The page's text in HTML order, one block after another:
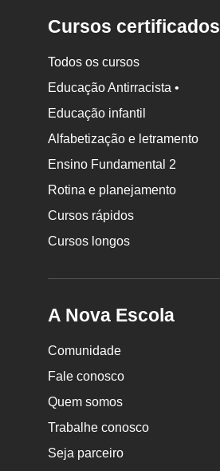
Cursos certificados
Todos os cursos
Educação Antirracista •
Educação infantil
Alfabetização e letramento
Ensino Fundamental 2
Rotina e planejamento
Cursos rápidos
Cursos longos
A Nova Escola
Comunidade
Fale conosco
Quem somos
Trabalhe conosco
Seja parceiro